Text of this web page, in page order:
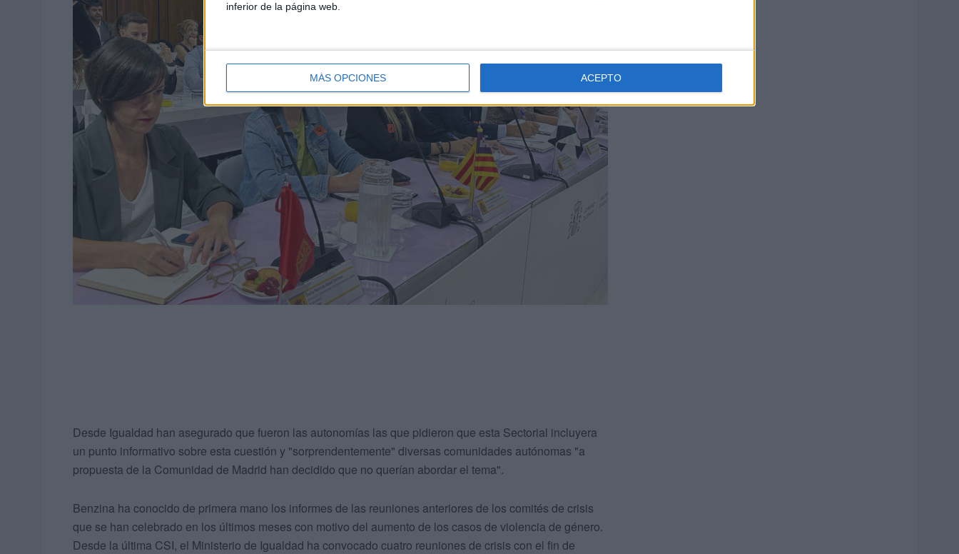
inferior de la página web.
MÁS OPCIONES ACEPTO
Desde Igualdad han asegurado que fueron las autonomías las que pidieron que esta Sectorial incluyera
un punto informativo sobre esta cuestión y "sorprendentemente" diversas comunidades autónomas "a
propuesta de la Comunidad de Madrid han decidido que no querían abordar el tema".
Benzina ha conocido de primera mano los informes de las reuniones anteriores de los comités de crisis
que se han celebrado en los últimos meses con motivo del aumento de los casos de violencia de género.
Desde la última CSI, el Ministerio de Igualdad ha convocado cuatro reuniones de crisis con el fin de